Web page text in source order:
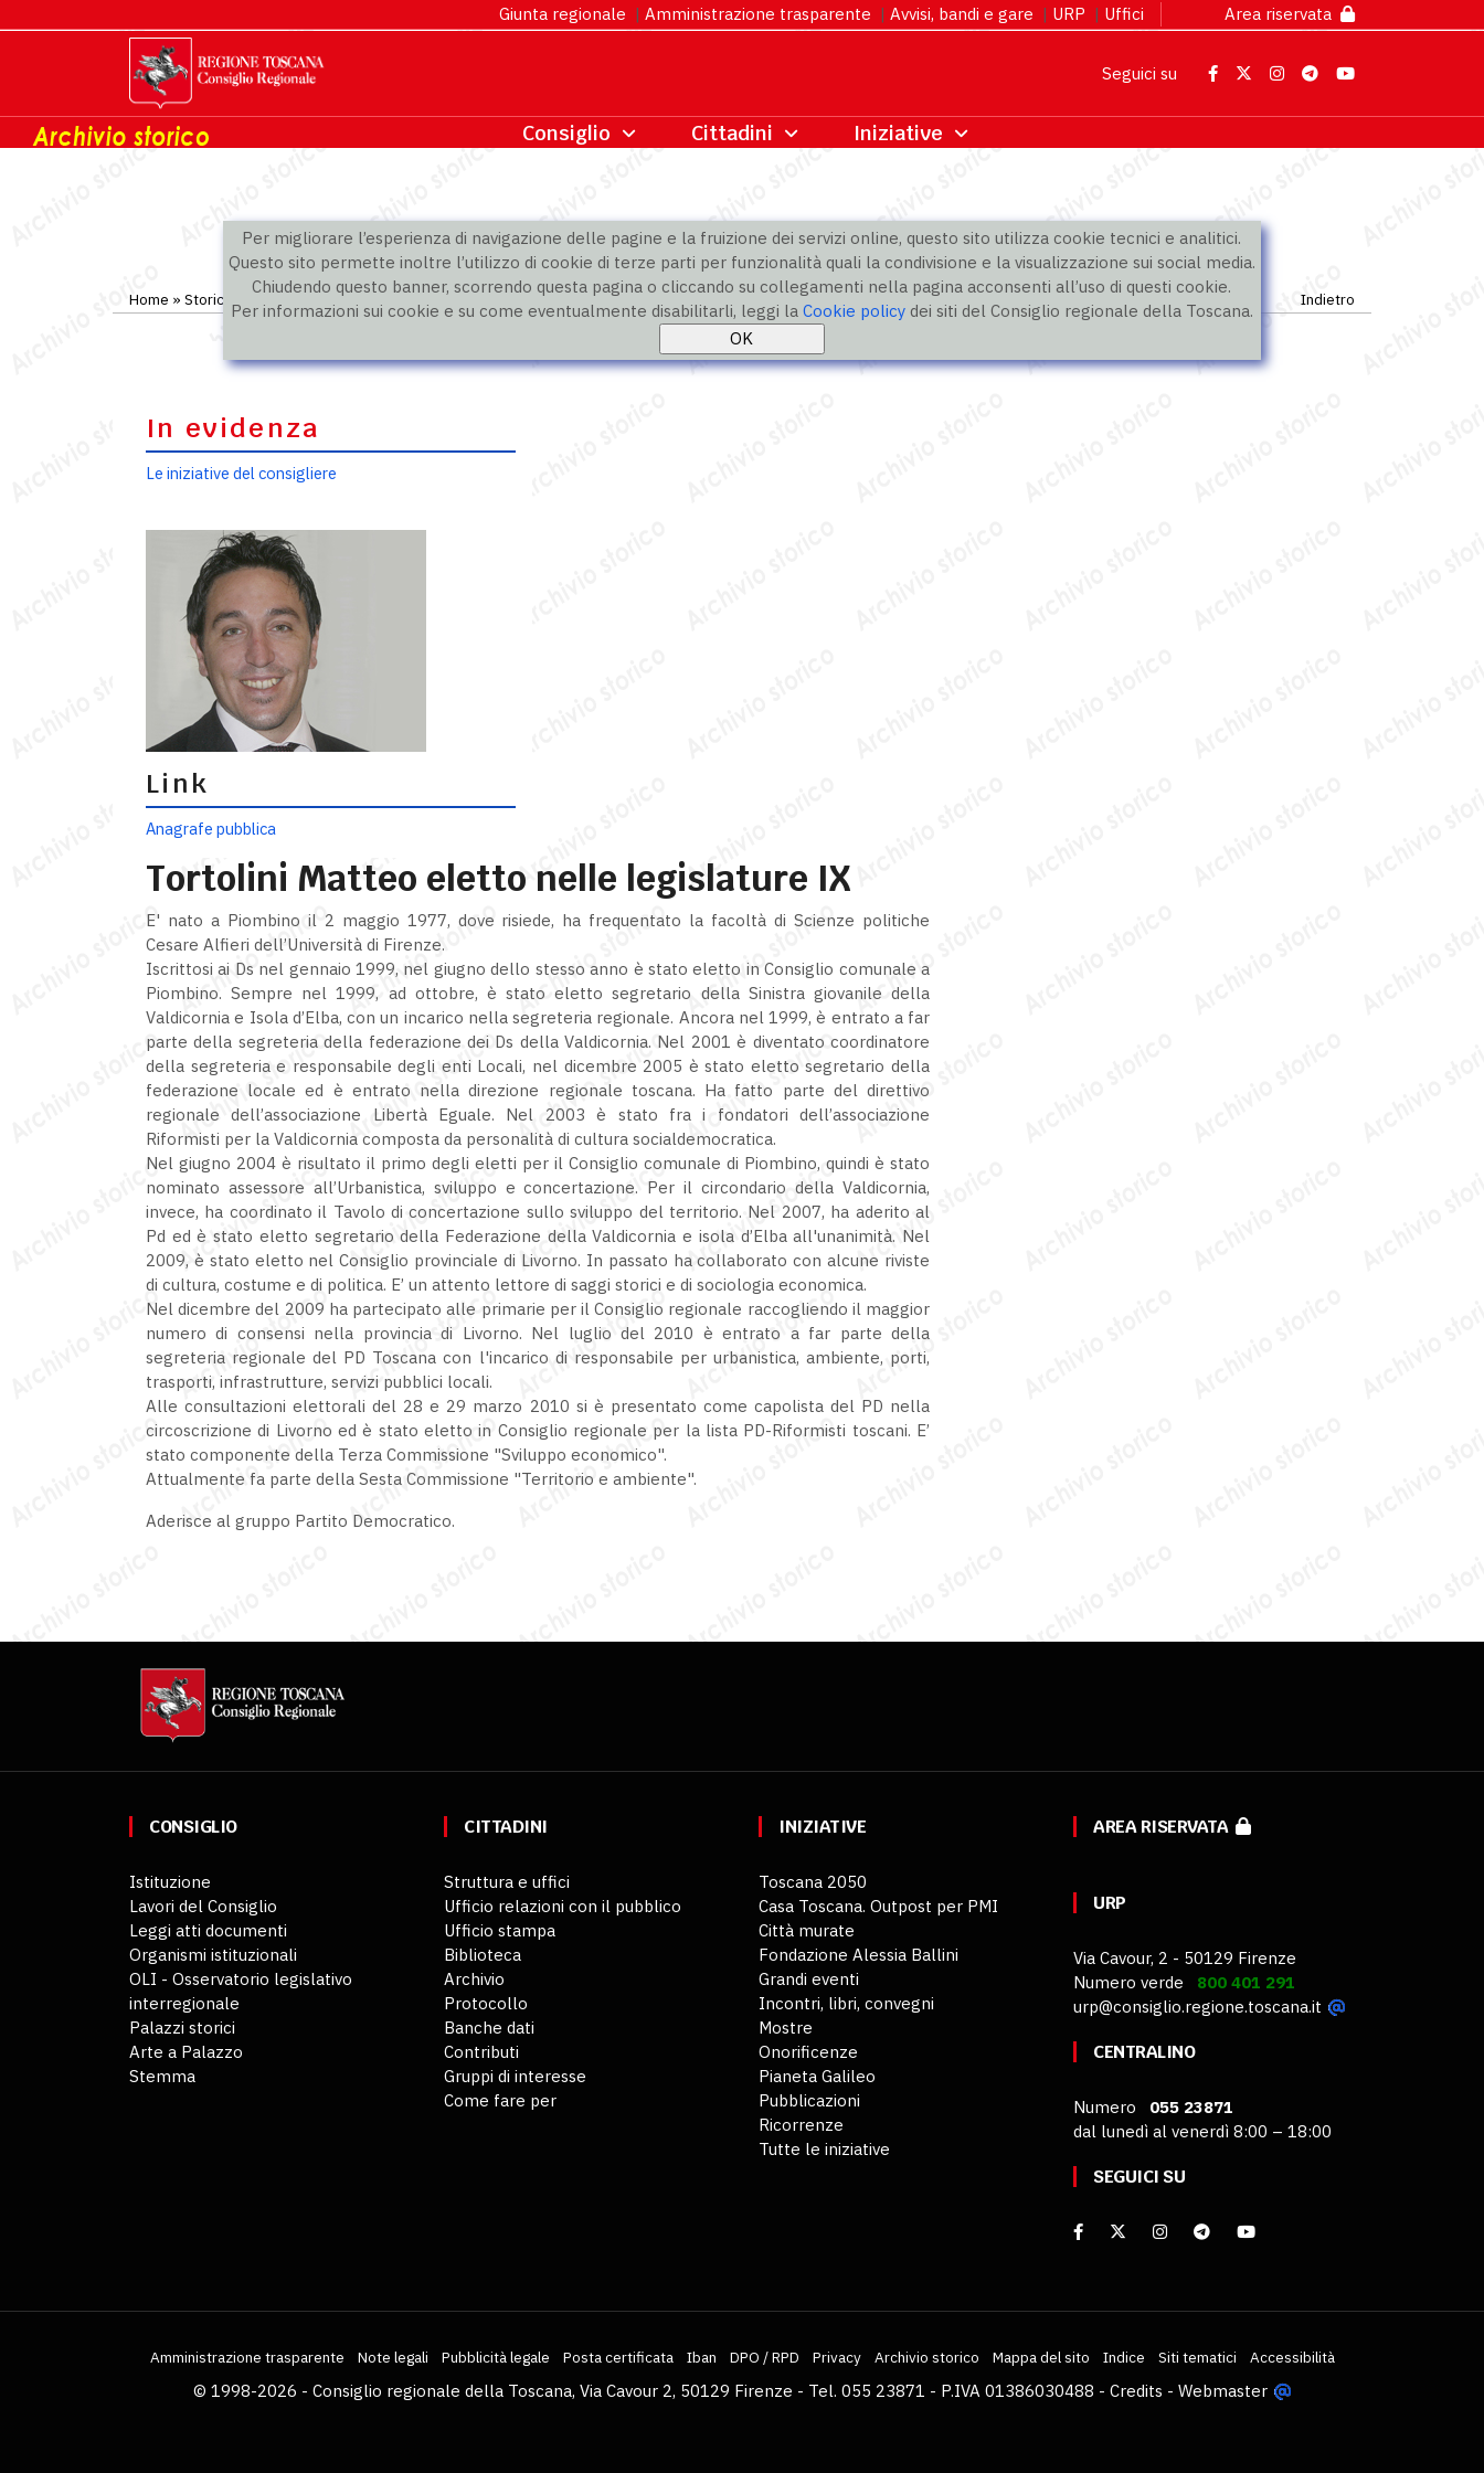
Per migliorare l’esperienza di navigazione delle pagine e la fruizione dei servizi online, questo sito utilizza cookie tecnici e analitici.
Questo sito permette inoltre l’utilizzo di cookie di terze parti per funzionalità quali la condivisione e la visualizzazione sui social media.
Chiudendo questo banner, scorrendo questa pagina o cliccando su collegamenti nella pagina acconsenti all’uso di questi cookie.
Per informazioni sui cookie e su come eventualmente disabilitarli, leggi la Cookie policydei siti del Consiglio regionale della Toscana.
Giunta regionale | Amministrazione trasparente | Avvisi, bandi e gare | URP | Uffici Area riservata
Seguici su
Home » Storico IX legislatura »Consiglieri Indietro
In evidenza
Le iniziative del consigliere
Link
Anagrafe pubblica
Tortolini Matteo eletto nelle legislature IX
E' nato a Piombino il 2 maggio 1977, dove risiede, ha frequentato la facoltà di Scienze politiche
Cesare Alfieri dell’Università di Firenze.
Iscrittosi ai Ds nel gennaio 1999, nel giugno dello stesso anno è stato eletto in Consiglio comunale a
Piombino. Sempre nel 1999, ad ottobre, è stato eletto segretario della Sinistra giovanile della
Valdicornia e Isola d’Elba, con un incarico nella segreteria regionale. Ancora nel 1999, è entrato a far
parte della segreteria della federazione dei Ds della Valdicornia. Nel 2001 è diventato coordinatore
della segreteria e responsabile degli enti Locali, nel dicembre 2005 è stato eletto segretario della
federazione locale ed è entrato nella direzione regionale toscana. Ha fatto parte del direttivo
regionale dell’associazione Libertà Eguale. Nel 2003 è stato fra i fondatori dell’associazione
Riformisti per la Valdicornia composta da personalità di cultura socialdemocratica.
Nel giugno 2004 è risultato il primo degli eletti per il Consiglio comunale di Piombino, quindi è stato
nominato assessore all’Urbanistica, sviluppo e concertazione. Per il circondario della Valdicornia,
invece, ha coordinato il Tavolo di concertazione sullo sviluppo del territorio. Nel 2007, ha aderito al
Pd ed è stato eletto segretario della Federazione della Valdicornia e isola d’Elba all'unanimità. Nel
2009, è stato eletto nel Consiglio provinciale di Livorno. In passato ha collaborato con alcune riviste
di cultura, costume e di politica. E’ un attento lettore di saggi storici e di sociologia economica.
Nel dicembre del 2009 ha partecipato alle primarie per il Consiglio regionale raccogliendo il maggior
numero di consensi nella provincia di Livorno. Nel luglio del 2010 è entrato a far parte della
segreteria regionale del PD Toscana con l'incarico di responsabile per urbanistica, ambiente, porti,
trasporti, infrastrutture, servizi pubblici locali.
Alle consultazioni elettorali del 28 e 29 marzo 2010 si è presentato come capolista del PD nella
circoscrizione di Livorno ed è stato eletto in Consiglio regionale per la lista PD-Riformisti toscani. E’
stato componente della Terza Commissione "Sviluppo economico".
Attualmente fa parte della Sesta Commissione "Territorio e ambiente".
Aderisce al gruppo Partito Democratico.
CONSIGLIO
Istituzione
Lavori del Consiglio
Leggi atti documenti
Organismi istituzionali
OLI - Osservatorio legislativo
interregionale
Palazzi storici
Arte a Palazzo
Stemma
CITTADINI
Struttura e uffici
Ufficio relazioni con il pubblico
Ufficio stampa
Biblioteca
Archivio
Protocollo
Banche dati
Contributi
Gruppi di interesse
Come fare per
INIZIATIVE
Toscana 2050
Casa Toscana. Outpost per PMI
Città murate
Fondazione Alessia Ballini
Grandi eventi
Incontri, libri, convegni
Mostre
Onorificenze
Pianeta Galileo
Pubblicazioni
Ricorrenze
Tutte le iniziative
AREA RISERVATA
URP
Via Cavour, 2 - 50129 Firenze
Numero verde 800 401 291
urp@consiglio.regione.toscana.it
CENTRALINO
Numero 055 23871
dal lunedì al venerdì 8:00 – 18:00
SEGUICI SU
Amministrazione trasparente Note legali Pubblicità legale Posta certificata Iban DPO / RPD Privacy Archivio storico Mappa del sito Indice Siti tematici Accessibilità
© 1998-2026 - Consiglio regionale della Toscana, Via Cavour 2, 50129 Firenze - Tel. 055 23871 - P.IVA 01386030488 - Credits - Webmaster